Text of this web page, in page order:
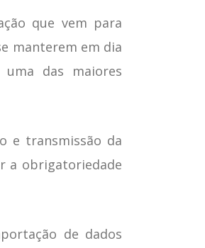
que vem para
manterem em dia
uma das maiores
e transmissão da
a obrigatoriedade
de dados